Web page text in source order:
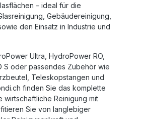
– ideal für die
Gebäudereinigung,
den Einsatz in Industrie und
Ultra HydroPower RO
S oder passendes Zubehör wie
Teleskopstangen und
finden Sie das komplette
wirtschaftliche Reinigung mit
Sie von langlebiger